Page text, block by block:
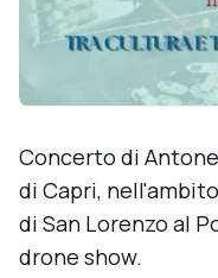
Concerto di
di Capri,
di San Lorenzo al
drone show.